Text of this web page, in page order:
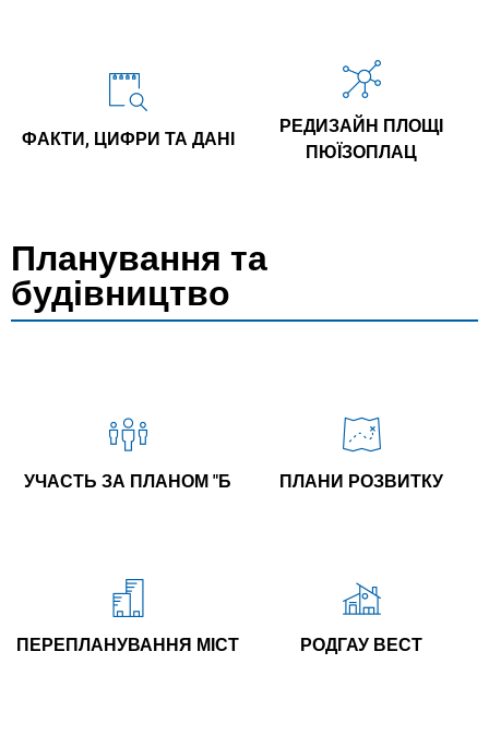
ФАКТИ, ЦИФРИ ТА ДАНІ
РЕДИЗАЙН ПЛОЩІ
ПЮЇЗОПЛАЦ
Планування та
будівництво
УЧАСТЬ ЗА ПЛАНОМ "Б ПЛАНИ РОЗВИТКУ
ПЕРЕПЛАНУВАННЯ МІСТ РОДГАУ ВЕСТ